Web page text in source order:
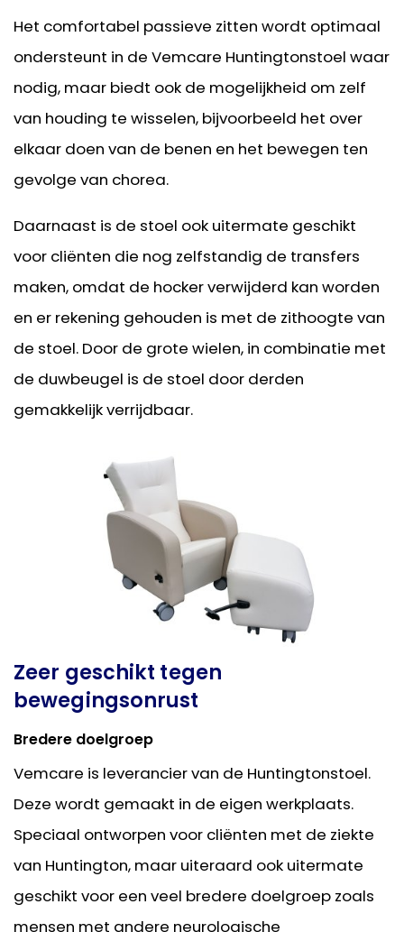
Het comfortabel passieve zitten wordt optimaal
ondersteunt in de Vemcare Huntingtonstoel waar
nodig, maar biedt ook de mogelijkheid om zelf
van houding te wisselen, bijvoorbeeld het over
elkaar doen van de benen en het bewegen ten
gevolge van chorea.
Daarnaast is de stoel ook uitermate geschikt
voor cliënten die nog zelfstandig de transfers
maken, omdat de hocker verwijderd kan worden
en er rekening gehouden is met de zithoogte van
de stoel. Door de grote wielen, in combinatie met
de duwbeugel is de stoel door derden
gemakkelijk verrijdbaar.
Zeer geschikt tegen
bewegingsonrust
Bredere doelgroep
Vemcare is leverancier van de Huntingtonstoel.
Deze wordt gemaakt in de eigen werkplaats.
Speciaal ontworpen voor cliënten met de ziekte
van Huntington, maar uiteraard ook uitermate
geschikt voor een veel bredere doelgroep zoals
mensen met andere neurologische